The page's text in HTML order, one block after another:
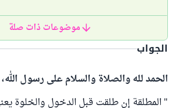
موضوعات ذات صلة
الجواب
الحمد لله والصلاة والسلام على رسول
" المطلقة إن طلقت قبل الدخول والخلوة